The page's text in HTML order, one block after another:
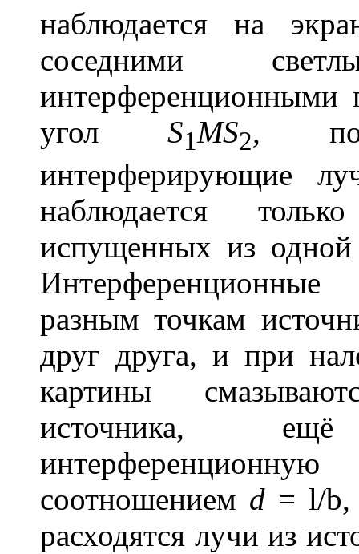
наблюдается на
соседними
угол S1MS2,
интерферирующие
наблюдается
испущенных из
Интерференционные
разным точкам
друг друга, и при
картины
источника,
соотношением d =l/b
расходятся лучи из